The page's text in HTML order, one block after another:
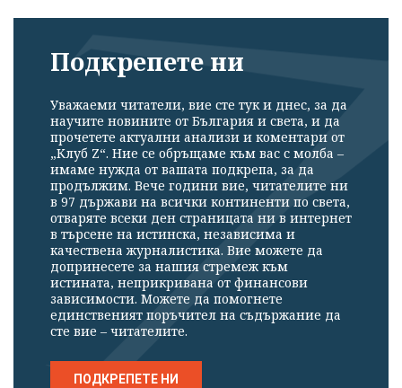
Подкрепете ни
Уважаеми читатели, вие сте тук и днес, за да
научите новините от България и света, и да
прочетете актуални анализи и коментари от
„Клуб Z“. Ние се обръщаме към вас с молба –
имаме нужда от вашата подкрепа, за да
продължим. Вече години вие, читателите ни
в 97 държави на всички континенти по света,
отваряте всеки ден страницата ни в интернет
в търсене на истинска, независима и
качествена журналистика. Вие можете да
допринесете за нашия стремеж към
истината, неприкривана от финансови
зависимости. Можете да помогнете
единственият поръчител на съдържание да
сте вие – читателите.
ПОДКРЕПЕТЕ НИ